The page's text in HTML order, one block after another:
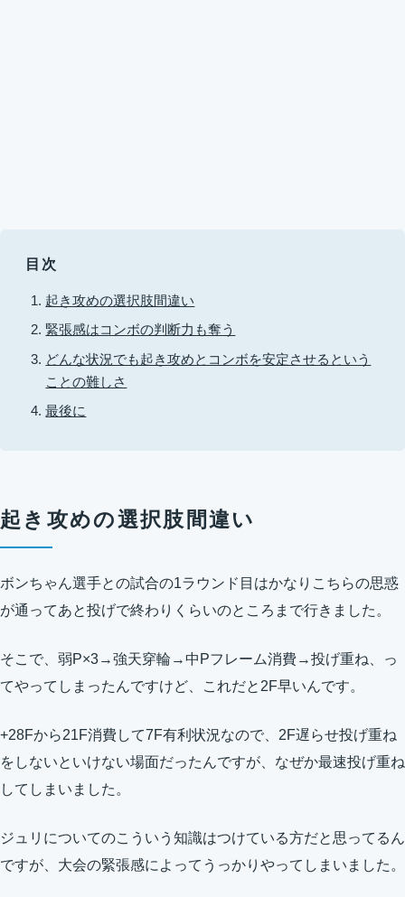
目次
起き攻めの選択肢間違い
緊張感はコンボの判断力も奪う
どんな状況でも起き攻めとコンボを安定させるという
ことの難しさ
最後に
起き攻めの選択肢間違い
ボンちゃん選手との試合の1ラウンド目はかなりこちらの思惑
が通ってあと投げで終わりくらいのところまで行きました。
そこで、弱P×3→強天穿輪→中Pフレーム消費→投げ重ね、っ
てやってしまったんですけど、これだと2F早いんです。
+28Fから21F消費して7F有利状況なので、2F遅らせ投げ重ね
をしないといけない場面だったんですが、なぜか最速投げ重ね
してしまいました。
ジュリについてのこういう知識はつけている方だと思ってるん
ですが、大会の緊張感によってうっかりやってしまいました。